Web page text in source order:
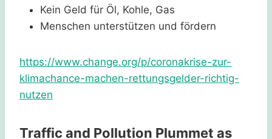
Kein Geld für Öl, Kohle, Gas
Menschen unterstützen und fördern
https://www.change.org/p/coronakrise-zur-
klimachance-machen-rettungsgelder-richtig-
nutzen
Traffic and Pollution Plummet as